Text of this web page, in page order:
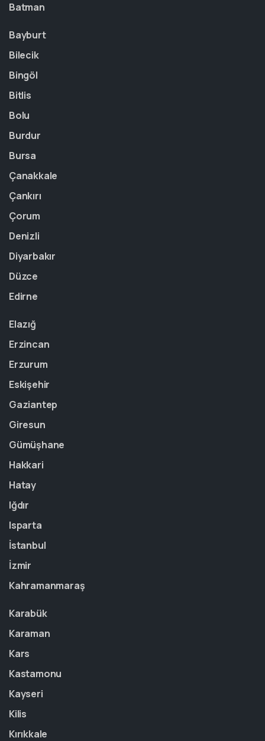
Batman
Bayburt
Bilecik
Bingöl
Bitlis
Bolu
Burdur
Bursa
Çanakkale
Çankırı
Çorum
Denizli
Diyarbakır
Düzce
Edirne
Elazığ
Erzincan
Erzurum
Eskişehir
Gaziantep
Giresun
Gümüşhane
Hakkari
Hatay
Iğdır
Isparta
İstanbul
İzmir
Kahramanmaraş
Karabük
Karaman
Kars
Kastamonu
Kayseri
Kilis
Kırıkkale